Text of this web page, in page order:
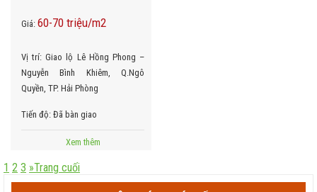
Giá: 60-70 triệu/m2
Vị trí:Giao lộ Lê Hồng Phong –
Nguyễn Bình Khiêm, Q.Ngô
Quyền, TP. Hải Phòng
Tiến độ: Đã bàn giao
Xem thêm
1 2 3 »Trang cuối